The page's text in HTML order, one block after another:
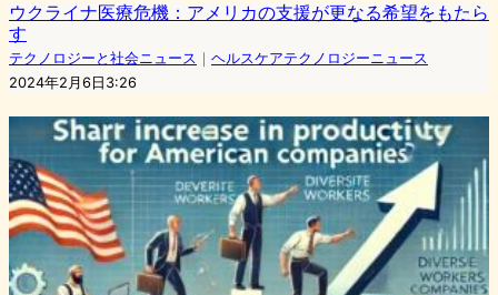
ウクライナ医療危機：アメリカの支援が更なる希望をもたら
す
テクノロジーと社会ニュース ｜ ヘルスケアテクノロジーニュース
2024年2月6日3:26